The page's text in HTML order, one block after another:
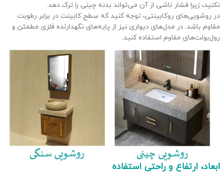
نکنید، زیرا فشار ناشی از آن می‌تواند بدنه چینی را ترک دهد.
در روشویی‌های روکابینتی، توجه کنید که سطح کابینت در برابر رطوبت
مقاوم باشد. در مدل‌های دیواری نیز از پایه‌های نگهدارنده فلزی مطمئن و
رول‌بولت‌های مقاوم استفاده کنید.
ابعاد، ارتفاع و راحتی استفاده